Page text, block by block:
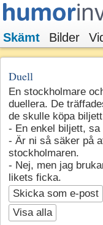
Skämt Bilder
Duell
En stockholmare
duellera. De
de skulle köpa
- En enkel biljett, sa
- Är ni så säker på
stockholmaren.
- Nej, men jag
likets ficka.
Skicka som e-post
Visa alla